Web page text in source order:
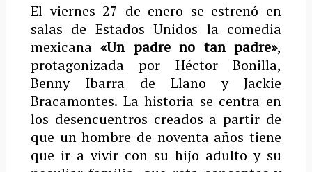
El viernes 27 de enero se estrenó en
salas de Estados Unidos la comedia
mexicana«Un padre no tan padre»,
protagonizada por Héctor Bonilla,
Benny Ibarra de Llano y Jackie
Bracamontes. La historia se centra en
los desencuentros creados a partir de
que un hombre de noventa años tiene
que ir a vivir con su hijo adulto y su